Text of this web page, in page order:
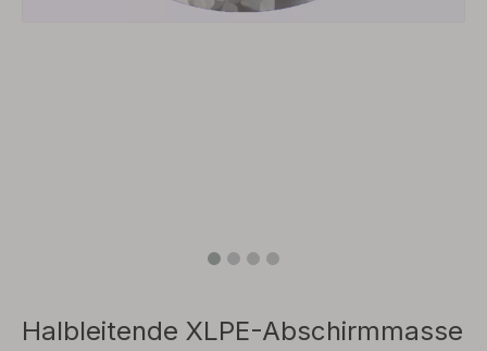
Halbleitende XLPE-Abschirmmasse